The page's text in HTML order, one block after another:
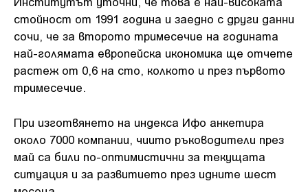
стойност от 1991 година и заедно с други данни
сочи, че за второто тримесечие на годината
най-голямата европейска икономика ще отчете
растеж от 0,6 на сто, колкото и през първото
тримесечие.
При изготвянето на индекса Ифо анкетира
около 7000 компании, чиито ръководители през
май са били по-оптимистични за текущата
ситуация и за развитието през идните шест